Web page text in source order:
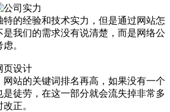
的经验和技术实力，但是通过网站怎
我们的需求没有说清楚，而是网络公
。
站的关键词排名再高，如果没有一个
徒劳，在这一部分就会流失掉非常多
正。